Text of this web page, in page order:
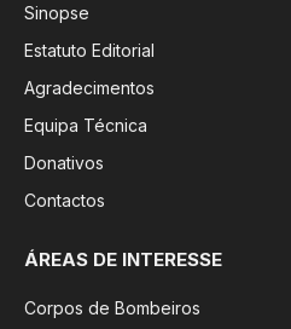
Sinopse
Estatuto Editorial
Agradecimentos
Equipa Técnica
Donativos
Contactos
ÁREAS DE INTERESSE
Corpos de Bombeiros